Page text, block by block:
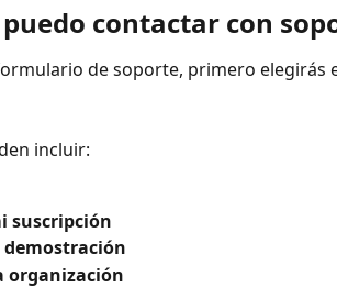
puedo contactar con
de soporte, primero elegirás
incluir:
suscripción
organización